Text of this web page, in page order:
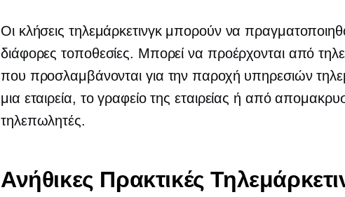
Οι κλήσεις τηλεμάρκετινγκ μπορούν να
διάφορες τοποθεσίες. Μπορεί να προέρχονται από
που προσλαμβάνονται για την παροχή υπηρεσιών
μια εταιρεία, το γραφείο της εταιρείας ή από
τηλεπωλητές.
Ανήθικες Πρακτικές